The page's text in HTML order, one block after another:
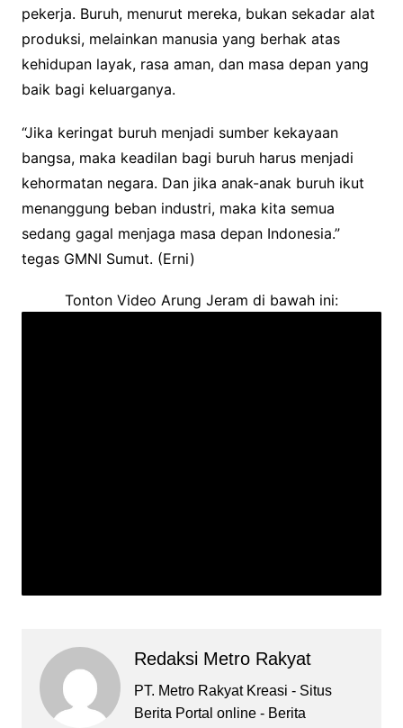
pekerja. Buruh, menurut mereka, bukan sekadar alat
produksi, melainkan manusia yang berhak atas
kehidupan layak, rasa aman, dan masa depan yang
baik bagi keluarganya.
“Jika keringat buruh menjadi sumber kekayaan
bangsa, maka keadilan bagi buruh harus menjadi
kehormatan negara. Dan jika anak-anak buruh ikut
menanggung beban industri, maka kita semua
sedang gagal menjaga masa depan Indonesia.”
tegas GMNI Sumut. (Erni)
Tonton Video Arung Jeram di bawah ini:
Redaksi Metro Rakyat
PT. Metro Rakyat Kreasi - Situs
Berita Portal online - Berita